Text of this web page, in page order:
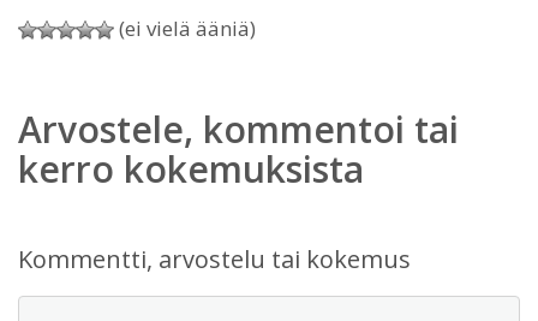
(ei vielä ääniä)
Arvostele, kommentoi tai
kerro kokemuksista
Kommentti, arvostelu tai kokemus